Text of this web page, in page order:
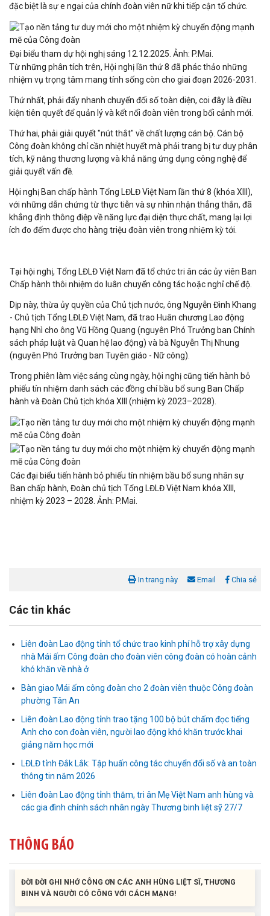
đặc biệt là sự e ngại của chính đoàn viên nữ khi tiếp cận tổ chức.
Đại biểu tham dự hội nghị sáng 12.12.2025. Ảnh: P.Mai.
Từ những phân tích trên, Hội nghị lần thứ 8 đã phác thảo những
nhiệm vụ trọng tâm mang tính sống còn cho giai đoạn 2026-2031.
Thứ nhất, phải đẩy nhanh chuyển đổi số toàn diện, coi đây là điều
kiện tiên quyết để quản lý và kết nối đoàn viên trong bối cảnh mới.
Thứ hai, phải giải quyết "nút thắt" về chất lượng cán bộ. Cán bộ
Công đoàn không chỉ cần nhiệt huyết mà phải trang bị tư duy phân
tích, kỹ năng thương lượng và khả năng ứng dụng công nghệ để
giải quyết vấn đề.
Hội nghị Ban chấp hành Tổng LĐLĐ Việt Nam lần thứ 8 (khóa XIII),
với những dẫn chứng từ thực tiễn và sự nhìn nhận thẳng thắn, đã
khẳng định thông điệp về năng lực đại diện thực chất, mang lại lợi
ích đo đếm được cho hàng triệu đoàn viên trong nhiệm kỳ tới.
Tại hội nghị, Tổng LĐLĐ Việt Nam đã tổ chức tri ân các ủy viên Ban
Chấp hành thôi nhiệm do luân chuyển công tác hoặc nghỉ chế độ.
Dịp này, thừa ủy quyền của Chủ tịch nước, ông Nguyễn Đình Khang
- Chủ tịch Tổng LĐLĐ Việt Nam, đã trao Huân chương Lao động
hạng Nhì cho ông Vũ Hồng Quang (nguyên Phó Trưởng ban Chính
sách pháp luật và Quan hệ lao động) và bà Nguyễn Thị Nhung
(nguyên Phó Trưởng ban Tuyên giáo - Nữ công).
Trong phiên làm việc sáng cùng ngày, hội nghị cũng tiến hành bỏ
phiếu tín nhiệm danh sách các đồng chí bầu bổ sung Ban Chấp
hành và Đoàn Chủ tịch khóa XIII (nhiệm kỳ 2023–2028).
Các đại biểu tiến hành bỏ phiếu tín nhiệm bầu bổ sung nhân sự
Ban chấp hành, Đoàn chủ tịch Tổng LĐLĐ Việt Nam khóa XIII,
nhiệm kỳ 2023 – 2028. Ảnh: P.Mai.
In trang này Email Chia sẻ
Các tin khác
Liên đoàn Lao động tỉnh tổ chức trao kinh phí hỗ trợ xây dựng
nhà Mái ấm Công đoàn cho đoàn viên công đoàn có hoàn cảnh
khó khăn về nhà ở
Bàn giao Mái ấm công đoàn cho 2 đoàn viên thuộc Công đoàn
phường Tân An
Liên đoàn Lao động tỉnh trao tặng 100 bộ bút chấm đọc tiếng
Anh cho con đoàn viên, người lao động khó khăn trước khai
giảng năm học mới
LĐLĐ tỉnh Đắk Lắk: Tập huấn công tác chuyển đổi số và an toàn
thông tin năm 2026
Liên đoàn Lao động tỉnh thăm, tri ân Mẹ Việt Nam anh hùng và
các gia đình chính sách nhân ngày Thương binh liệt sỹ 27/7
THÔNG BÁO
Liên đoàn Lao động tỉnh tổ chức trao kinh phí hỗ trợ xây dựng nhà
Mái ấm Công đoàn cho đoàn viên công đoàn có hoàn cảnh...
Bàn giao Mái ấm công đoàn cho 2 đoàn viên thuộc Công đoàn
ĐỜI ĐỜI GHI NHỚ CÔNG ƠN CÁC ANH HÙNG LIỆT SĨ, THƯƠNG
Công đoàn phường Tuy Hòa tổ chức chuỗi hoạt động chào mừng